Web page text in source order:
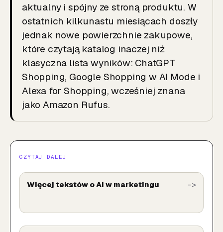
aktualny i spójny ze stroną produktu. W
ostatnich kilkunastu miesiącach doszły
jednak nowe powierzchnie zakupowe,
które czytają katalog inaczej niż
klasyczna lista wyników: ChatGPT
Shopping, Google Shopping w AI Mode i
Alexa for Shopping, wcześniej znana
jako Amazon Rufus.
CZYTAJ DALEJ
Więcej tekstów o AI w marketingu